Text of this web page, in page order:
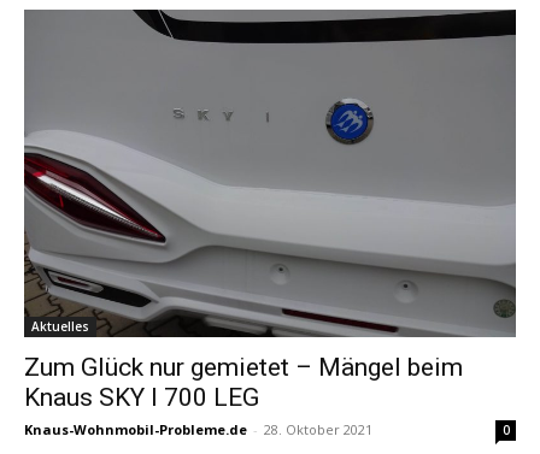
Aktuelles
Zum Glück nur gemietet – Mängel beim
Knaus SKY I 700 LEG
Knaus-Wohnmobil-Probleme.de - 28. Oktober 2021 0